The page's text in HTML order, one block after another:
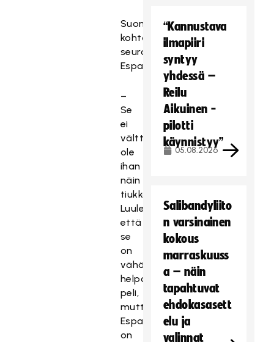
Suomi
kohtaa
seuraavaksi
Espanjan.
–
Se
ei
välttämättä
ole
ihan
näin
tiukka.
Luulen,
että
se
on
vähän
helpompi
peli,
mutta
Espanjakin
on
“Kannustava
ilmapiiri
syntyy
yhdessä –
Reilu
Aikuinen -
pilotti
käynnistyy”
05.08.2026
Salibandyliito
n varsinainen
kokous
marraskuuss
a – näin
tapahtuvat
ehdokasasett
elu ja
valinnat